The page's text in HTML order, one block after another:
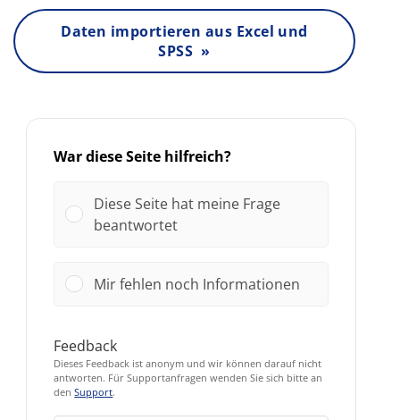
Daten importieren aus Excel und
SPSS »
War diese Seite hilfreich?
Diese Seite hat meine Frage
beantwortet
Mir fehlen noch Informationen
Feedback
Dieses Feedback ist anonym und wir können darauf nicht
antworten. Für Supportanfragen wenden Sie sich bitte an
denSupport.